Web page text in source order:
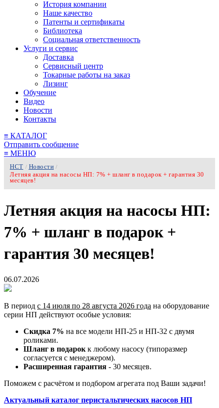
История компании
Наше качество
Патенты и сертификаты
Библиотека
Социальная ответственность
Услуги и сервис
Доставка
Сервисный центр
Токарные работы на заказ
Лизинг
Обучение
Видео
Новости
Контакты
≡ КАТАЛОГ
Отправить сообщение
≡ МЕНЮ
НСТ / Новости /
Летняя акция на насосы НП: 7% + шланг в подарок + гарантия 30
месяцев!
Летняя акция на насосы НП:
7% + шланг в подарок +
гарантия 30 месяцев!
06.07.2026
В период с 14 июля по 28 августа 2026 года на оборудование
серии НП действуют особые условия:
Скидка 7% на все модели НП-25 и НП-32 с двумя
роликами.
Шланг в подарок к любому насосу (типоразмер
согласуется с менеджером).
Расширенная гарантия - 30 месяцев.
Поможем с расчётом и подбором агрегата под Ваши задачи!
Актуальный каталог перистальтических насосов НП